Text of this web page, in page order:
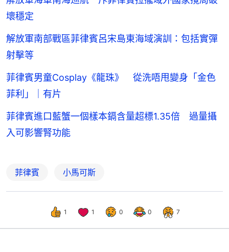
壞穩定
解放軍南部戰區菲律賓呂宋島東海域演訓：包括實彈
射擊等
菲律賓男童Cosplay《龍珠》 從洗唔甩變身「金色
菲利」｜有片
菲律賓進口藍蟹一個樣本鎘含量超標1.35倍 過量攝
入可影響腎功能
菲律賓 小馬可斯
1 1 0 0 7